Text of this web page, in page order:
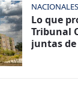
NACIONALES
Lo que
Tribunal
juntas